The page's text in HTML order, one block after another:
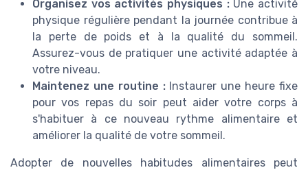
Organisez vos activités physiques :Une activité
physique régulière pendant la journée contribue à
la perte de poids et à la qualité du sommeil.
Assurez-vous de pratiquer une activité adaptée à
votre niveau.
Maintenez une routine :Instaurer une heure fixe
pour vos repas du soir peut aider votre corps à
s'habituer à ce nouveau rythme alimentaire et
améliorer la qualité de votre sommeil.
Adopter de nouvelles habitudes alimentaires peut